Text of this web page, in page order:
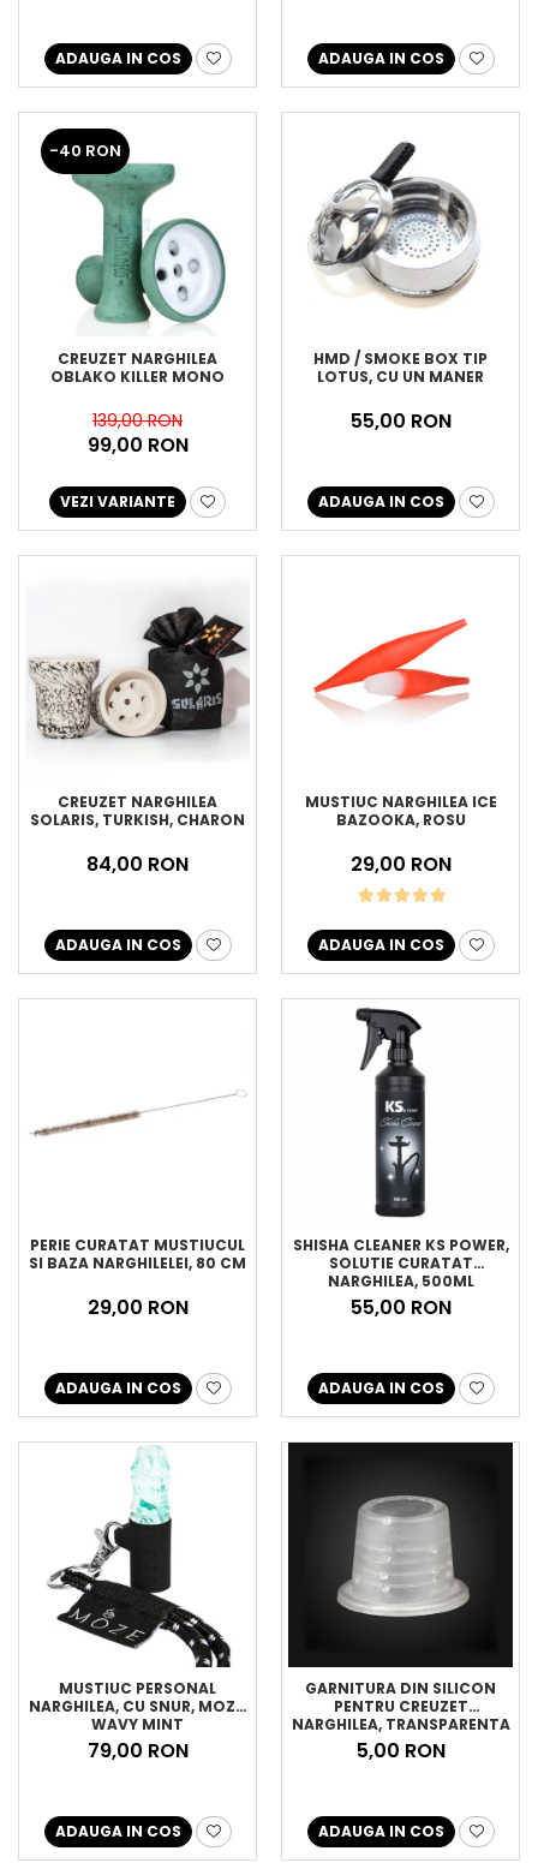
ADAUGA IN COS ADAUGA IN COS
-40 RON
CREUZET NARGHILEA
OBLAKO KILLER MONO
139,00 RON
99,00 RON
VEZI VARIANTE
HMD / SMOKE BOX TIP
LOTUS, CU UN MANER
55,00 RON
ADAUGA IN COS
CREUZET NARGHILEA
SOLARIS, TURKISH, CHARON
84,00 RON
ADAUGA IN COS
MUSTIUC NARGHILEA ICE
BAZOOKA, ROSU
29,00 RON
ADAUGA IN COS
PERIE CURATAT MUSTIUCUL
SI BAZA NARGHILELEI, 80 CM
29,00 RON
ADAUGA IN COS
SHISHA CLEANER KS POWER,
SOLUTIE CURATAT
NARGHILEA, 500ML
55,00 RON
ADAUGA IN COS
MUSTIUC PERSONAL
NARGHILEA, CU SNUR, MOZE,
WAVY MINT
79,00 RON
ADAUGA IN COS
GARNITURA DIN SILICON
PENTRU CREUZET
NARGHILEA, TRANSPARENTA
5,00 RON
ADAUGA IN COS